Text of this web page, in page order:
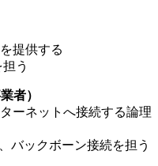
提供する
う
者）
ーネットへ接続する論理
バックボーン接続を担う